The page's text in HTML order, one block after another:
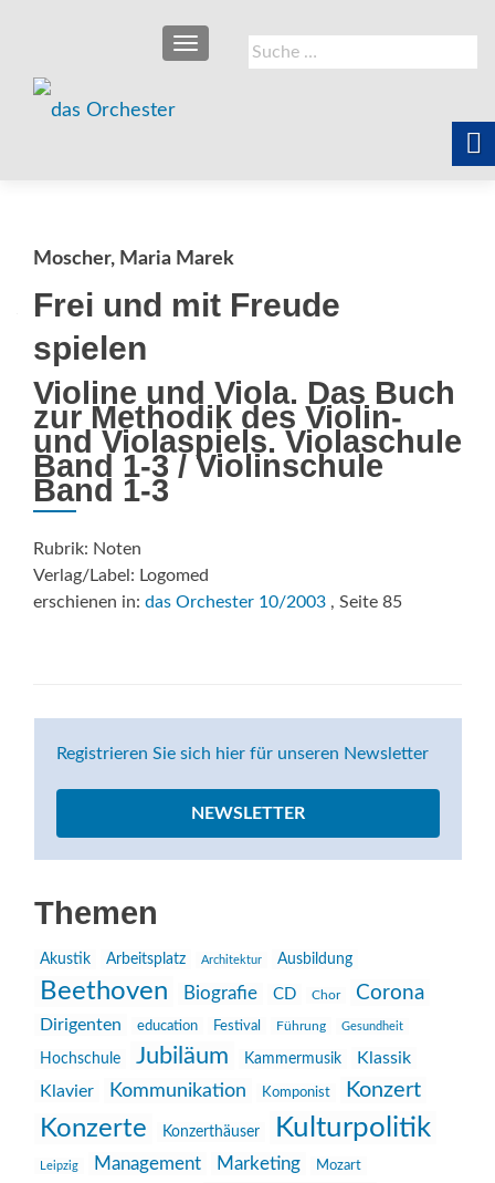
Suche
nach:
SCHALTE NAVIGATION
Moscher, Maria Marek
Frei und mit Freude
spielen
Violine und Viola. Das Buch
zur Methodik des Violin-
und Violaspiels. Violaschule
Band 1-3 / Violinschule
Band 1-3
Rubrik: Noten
Verlag/Label: Logomed
erschienen in: das Orchester 10/2003 , Seite 85
Registrieren Sie sich hier für unseren Newsletter
NEWSLETTER
Themen
Akustik Arbeitsplatz Architektur Ausbildung
Beethoven Biografie CD Chor Corona
Dirigenten education Festival Führung Gesundheit
Hochschule Jubiläum Kammermusik
Klassik
Klavier
Kommunikation Komponist Konzert
Konzerte Konzerthäuser Kulturpolitik
Leipzig Management Marketing Mozart